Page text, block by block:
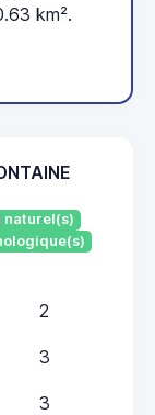
km².
naturel(s)
2
3
3